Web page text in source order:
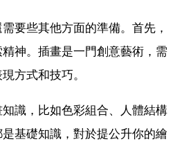
要些其他方面的準備。首先，
神。插畫是一門創意藝術，需
方式和技巧。
識，比如色彩組合、人體結構
基礎知識，對於提公升你的繪